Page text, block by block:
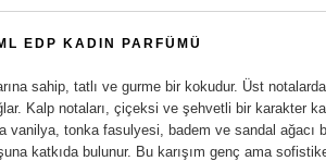
EDP KADIN PARFÜMÜ
sahip, tatlı ve gurme bir kokudur. Üst
Kalp notaları, çiçeksi ve şehvetli bir karakter
vanilya, tonka fasulyesi, badem ve sandal ağacı
katkıda bulunur. Bu karışım genç ama